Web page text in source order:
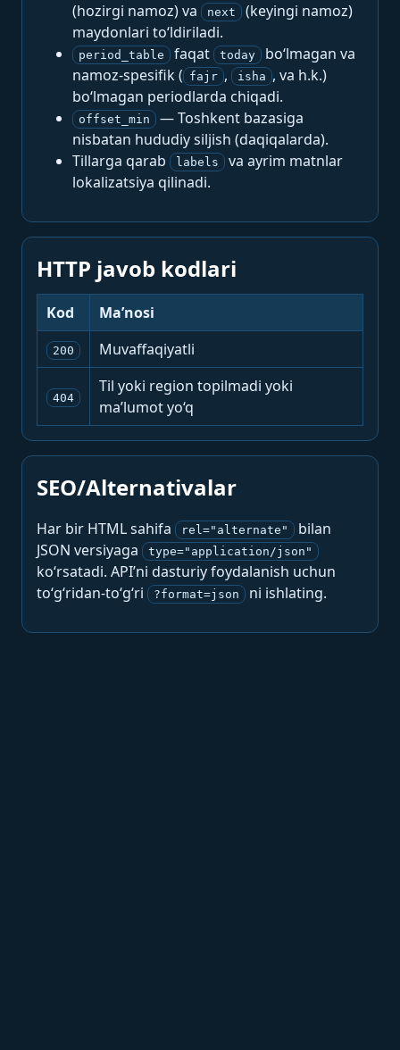
(hozirgi namoz) va next
(keyingi namoz)
maydonlari to‘ldiriladi.
period_table faqat today
bo‘lmagan va
namoz-spesifik ( fajr , isha , va h.k.)
bo‘lmagan periodlarda chiqadi.
offset_min
— Toshkent bazasiga
nisbatan hududiy siljish (daqiqalarda).
Tillarga qarab
labels
va ayrim matnlar
lokalizatsiya qilinadi.
HTTP javob kodlari
Kod Ma’nosi
200 Muvaffaqiyatli
404
Til yoki region topilmadi yoki
ma’lumot yo‘q
SEO/Alternativalar
Har bir HTML sahifa rel="alternate"
bilan
JSON versiyaga
type="application/json"
ko‘rsatadi. API’ni dasturiy foydalanish uchun
to‘g‘ridan-to‘g‘ri
?format=json ni ishlating.